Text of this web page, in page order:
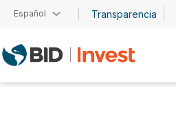
Pasar al contenido principal
Español Transparencia